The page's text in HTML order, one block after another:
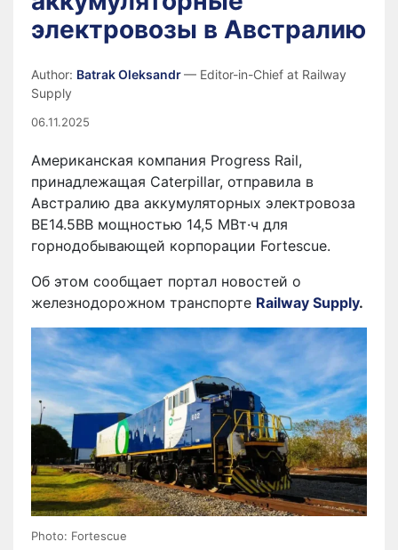
электровозы в Австралию
Author: Batrak Oleksandr— Editor-in-Chief at Railway
Supply
06.11.2025
Американская компания Progress Rail,
принадлежащая Caterpillar, отправила в
Австралию два аккумуляторных электровоза
BE14.5BB мощностью 14,5 МВт·ч для
горнодобывающей корпорации Fortescue.
Об этом сообщает портал новостей о
железнодорожном транспорте Railway Supply.
Photo: Fortescue